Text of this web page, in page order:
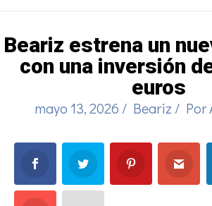
Beariz estrena un
con una inversión
euros
mayo 13, 2026 / Beariz / Por